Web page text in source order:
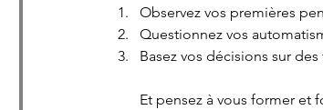
Observez vos premières
Questionnez vos
Basez vos décisions sur
Et pensez à vous former et